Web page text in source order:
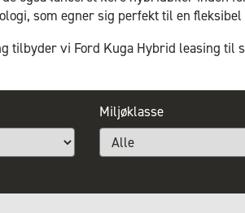
som egner sig perfekt til en fleksibel
tilbyder vi Ford Kuga Hybrid leasing til
Miljøklasse